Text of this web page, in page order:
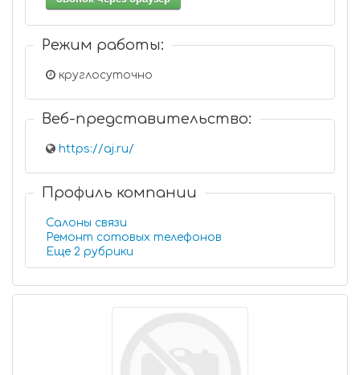
Режим работы:
круглосуточно
Веб-представительство:
https://aj.ru/
Профиль компании
Салоны связи
Ремонт сотовых телефонов
Еще 2 рубрики